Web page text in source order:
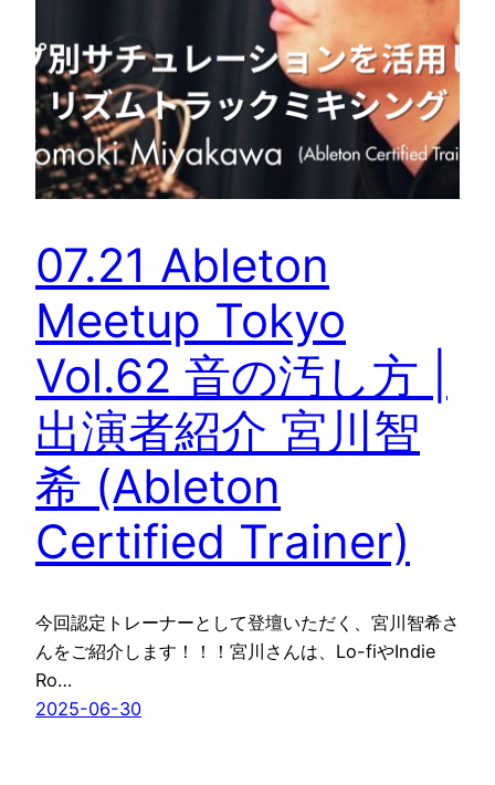
07.21 Ableton
Meetup Tokyo
Vol.62 音の汚し方 |
出演者紹介 宮川智
希 (Ableton
Certified Trainer)
今回認定トレーナーとして登壇いただく、宮川智希さ
んをご紹介します！！！宮川さんは、Lo-fiやIndie
Ro…
2025-06-30